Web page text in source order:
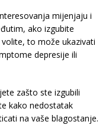
mijenjaju i
ako izgubite
to može ukazivati
depresije ili
zašto ste izgubili
kako nedostatak
na vaše blagostanje.